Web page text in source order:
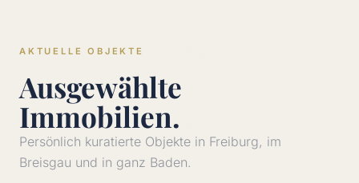
AKTUELLE OBJEKTE
Ausgewählte
Immobilien.
Persönlich kuratierte Objekte in Freiburg, im
Breisgau und in ganz Baden.